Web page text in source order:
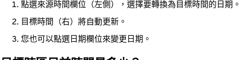
點選來源時間欄位（左側），選擇要轉換為目標時間的日期。
目標時間（右）將自動更新。
您也可以點選日期欄位來變更日期。